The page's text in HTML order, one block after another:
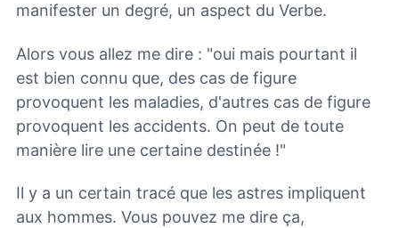
manifester un degré, un aspect du Verbe.
Alors vous allez me dire : "oui mais pourtant il
est bien connu que, des cas de figure
provoquent les maladies, d'autres cas de figure
provoquent les accidents. On peut de toute
manière lire une certaine destinée !"
Il y a un certain tracé que les astres impliquent
aux hommes. Vous pouvez me dire ça,